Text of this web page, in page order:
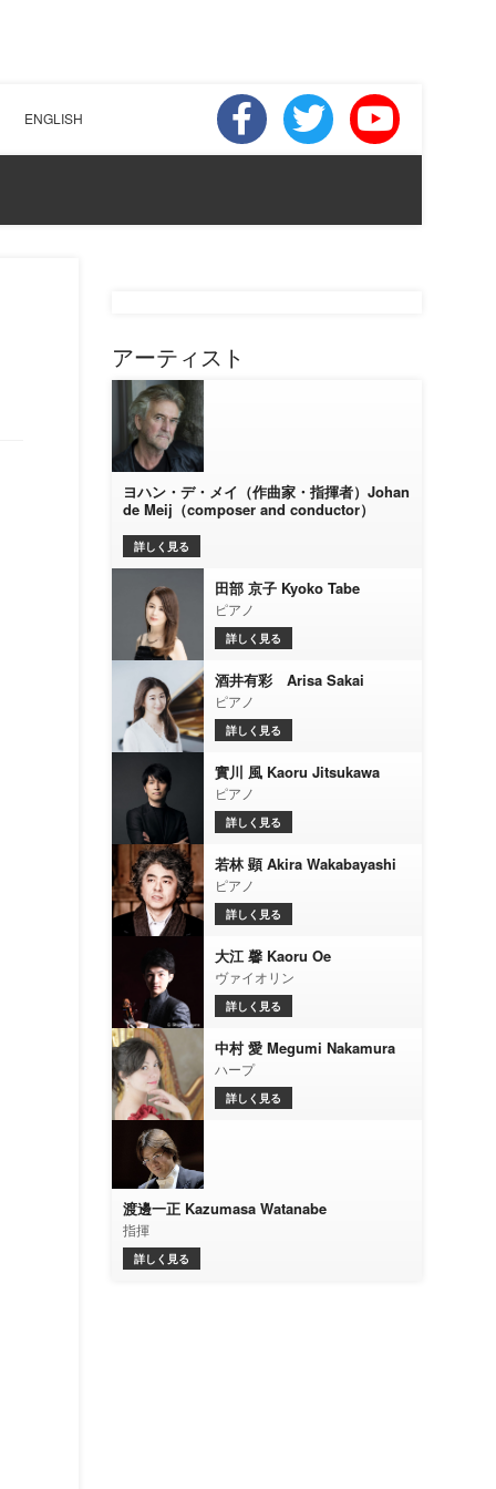
ENGLISH
アーティスト
ヨハン・デ・メイ（作曲家・指揮者）Johan
de Meij（composer and conductor）
詳しく見る
田部 京子 Kyoko Tabe
ピアノ
詳しく見る
酒井有彩 Arisa Sakai
ピアノ
詳しく見る
實川 風 Kaoru Jitsukawa
ピアノ
詳しく見る
若林 顕 Akira Wakabayashi
ピアノ
詳しく見る
大江 馨 Kaoru Oe
ヴァイオリン
詳しく見る
中村 愛 Megumi Nakamura
ハープ
詳しく見る
渡邊一正 Kazumasa Watanabe
指揮
詳しく見る